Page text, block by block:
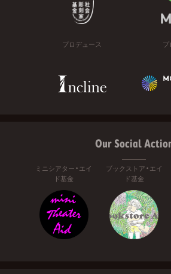
プロデュース
Our Social
ミニシアター・エイ
ド基金
ブックストア・エイ
ド基金